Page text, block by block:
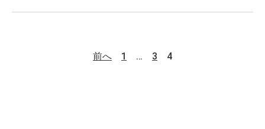
前へ 1 … 3 4